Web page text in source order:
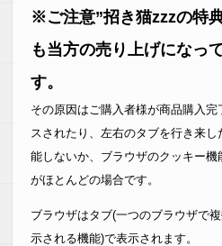
※ご注意”招き猫zzzの特
も当方の売り上げになっ
す。
その原因はご購入者様が商品購入
スされたり、左右のタブを行き来
能しないか、ブラウザのクッキー
がほとんどの場合です。
ブラウザはタブ(一つのブラウザで
示される機能)で表示されます。